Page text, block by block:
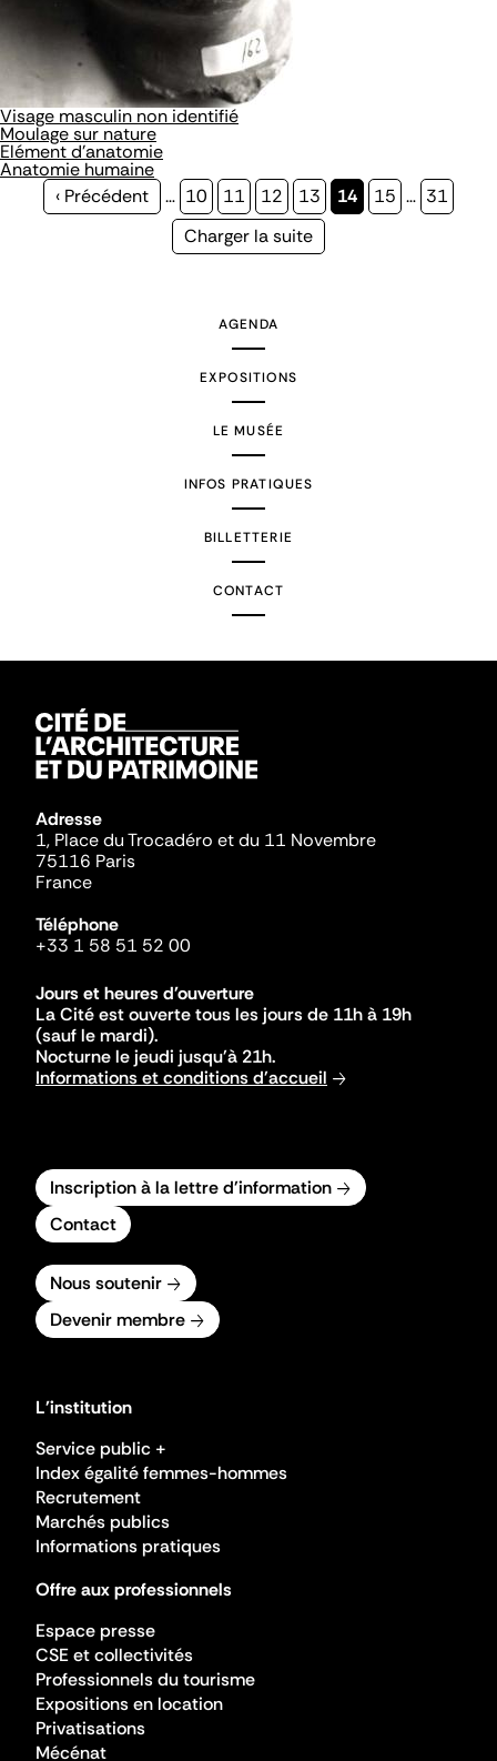
Visage masculin non identifié
Moulage sur nature
Elément d'anatomie
Anatomie humaine
Page
‹ Précédent … Page
10 Page
11 Page
12 Page
13
Page
14 Page
15 … Page
31
Page
Charger la suite
AGENDA
EXPOSITIONS
LE MUSÉE
INFOS PRATIQUES
BILLETTERIE
CONTACT
Adresse
1, Place du Trocadéro et du 11 Novembre
75116 Paris
France
Téléphone
+33 1 58 51 52 00
Jours et heures d'ouverture
La Cité est ouverte tous les jours de 11h à 19h
(sauf le mardi).
Nocturne le jeudi jusqu'à 21h.
Informations et conditions d'accueil
Inscription à la lettre d'information
Contact
Nous soutenir
Devenir membre
L'institution
Service public +
Index égalité femmes-hommes
Recrutement
Marchés publics
Informations pratiques
Offre aux professionnels
Espace presse
CSE et collectivités
Professionnels du tourisme
Expositions en location
Privatisations
Mécénat